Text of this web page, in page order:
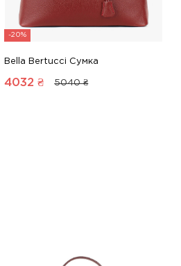
-20%
Bella Bertucci Сумка
4032 ₴ 5040 ₴